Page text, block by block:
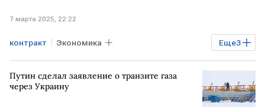
7 марта 2025, 22:22
Еще3
контракт Экономика
Рособоронэкспорт Минобороны
ИНДИЯ
Путин сделал заявление о транзите газа
через Украину